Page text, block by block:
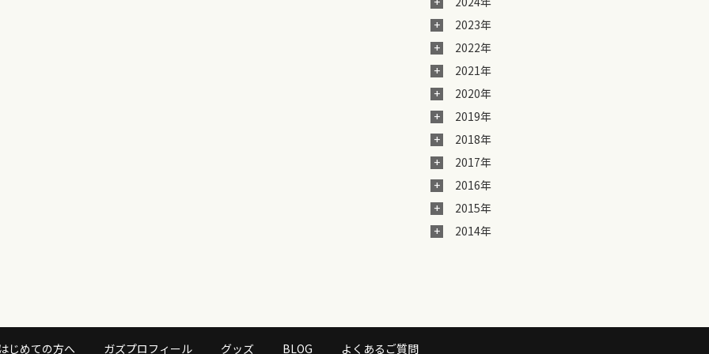
2023年
2022年
2021年
2020年
2019年
2018年
2017年
2016年
2015年
2014年
じめての方へ ガズプロフィール グッズ BLOG よくあるご質問